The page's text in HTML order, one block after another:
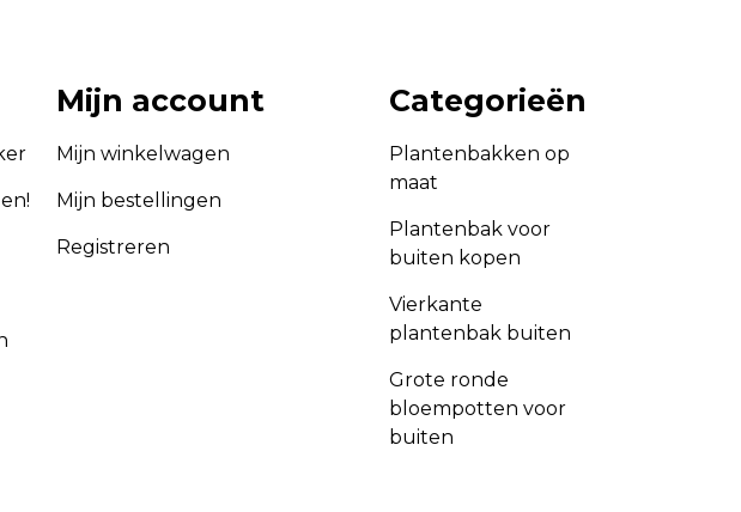
Mijn account
Mijn winkelwagen
Mijn bestellingen
Registreren
Categorieën
Plantenbakken op
maat
Plantenbak voor
buiten kopen
Vierkante
plantenbak buiten
Grote ronde
bloempotten voor
buiten